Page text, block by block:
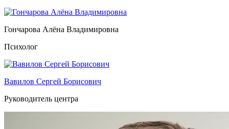
Гончарова Алёна Владимировна
Психолог
Вавилов Сергей Борисович
Руководитель центра